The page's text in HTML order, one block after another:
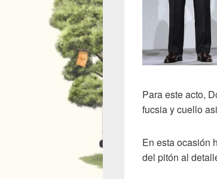
Para este acto,
fucsia y cuello
En esta ocasión
del pitón al